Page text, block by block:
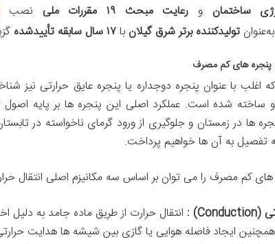
ساختمان و رعایت مبحث ۱۹ مقررات ملی نصب
به‌عنوانتولیدکننده برتر شرق گیلان با۱۷ سال سابقه تأییدشده
پنجره های کم مصرف
که اغلب با عنوان پنجره دوجداره یا پنجره عایق حرارتی نیز
و ساخته شده است. عملکرد اصلی این پنجره ها بر پایه اصول
ها در زمستان و جلوگیری از ورود گرمای ناخواسته در
تفصیل به آن ها خواهیم پرداخت.
های کم مصرف را می توان بر اساس سه مکانیزم اصلی انتقال
(Conduction) : انتقال حرارت ازطریق ماده جامد به دلیل
همچنین ایجاد فاصله هوایی یا گازی بین شیشه ها هدایت